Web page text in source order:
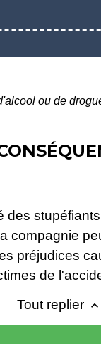
ou de
des
compagnie
préjudices
de
Tout replier keyboard_arrow_up